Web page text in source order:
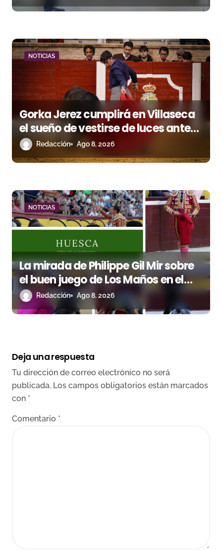
a
d
a
NOTICIAS
Gorka Jerez cumplirá en Villaseca
el sueño de vestirse de luces ante
los suyos
Redacción Ago 8, 2026
NOTICIAS
La mirada de Philippe Gil Mir sobre
el buen juego de Los Maños en el
arranque de Huesca
Redacción Ago 8, 2026
Deja una respuesta
Tu dirección de correo electrónico no será
publicada. Los campos obligatorios están marcados
con *
Comentario *